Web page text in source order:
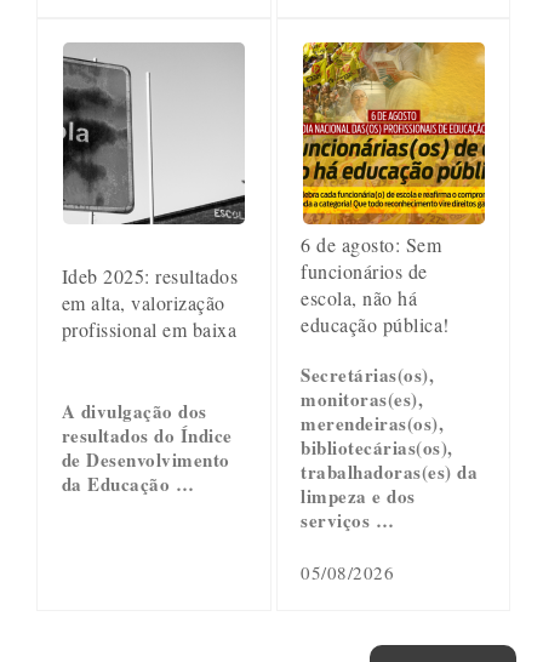
Ideb 2025: resultados
em alta, valorização
profissional em baixa
A divulgação dos
resultados do Índice
de Desenvolvimento
da Educação …
6 de agosto: Sem
funcionários de
escola, não há
educação pública!
Secretárias(os),
monitoras(es),
merendeiras(os),
bibliotecárias(os),
trabalhadoras(es) da
limpeza e dos
serviços …
05/08/2026